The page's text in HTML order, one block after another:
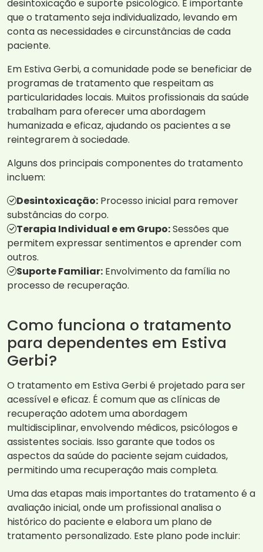
desintoxicação e suporte psicológico. É importante
que o tratamento seja individualizado, levando em
conta as necessidades e circunstâncias de cada
paciente.
Em Estiva Gerbi, a comunidade pode se beneficiar de
programas de tratamento que respeitam as
particularidades locais. Muitos profissionais da saúde
trabalham para oferecer uma abordagem
humanizada e eficaz, ajudando os pacientes a se
reintegrarem à sociedade.
Alguns dos principais componentes do tratamento
incluem:
Desintoxicação: Processo inicial para remover
substâncias do corpo.
Terapia Individual e em Grupo:Sessões que
permitem expressar sentimentos e aprender com
outros.
Suporte Familiar: Envolvimento da família no
processo de recuperação.
Como funciona o tratamento
para dependentes em Estiva
Gerbi?
O tratamento em Estiva Gerbi é projetado para ser
acessível e eficaz. É comum que as clínicas de
recuperação adotem uma abordagem
multidisciplinar, envolvendo médicos, psicólogos e
assistentes sociais. Isso garante que todos os
aspectos da saúde do paciente sejam cuidados,
permitindo uma recuperação mais completa.
Uma das etapas mais importantes do tratamento é a
avaliação inicial, onde um profissional analisa o
histórico do paciente e elabora um plano de
tratamento personalizado. Este plano pode incluir: